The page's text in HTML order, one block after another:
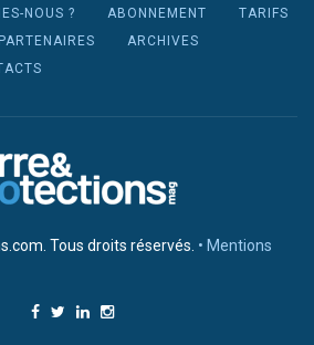
NOUS ? ABONNEMENT
TARIFS
ARCHIVES
Tous droits réservés. • Mentions